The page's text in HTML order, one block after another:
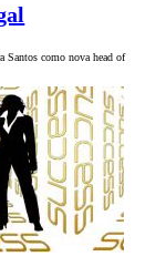
Santos como nova head of